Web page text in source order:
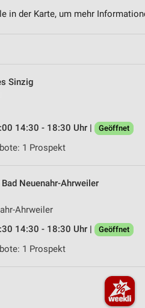
in der Karte, um mehr
Sinzig
14:30 - 18:30 Uhr |
Geöffnet
1 Prospekt
Bad Neuenahr-Ahrweiler
Ahrweiler
14:30 - 18:30 Uhr |
Geöffnet
1 Prospekt